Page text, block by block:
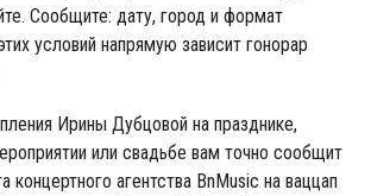
Сообщите: дату, город и формат
условий напрямую зависит гонорар
Ирины Дубцовой на празднике,
или свадьбе вам точно сообщит
концертного агентства BnMusic на ваццап